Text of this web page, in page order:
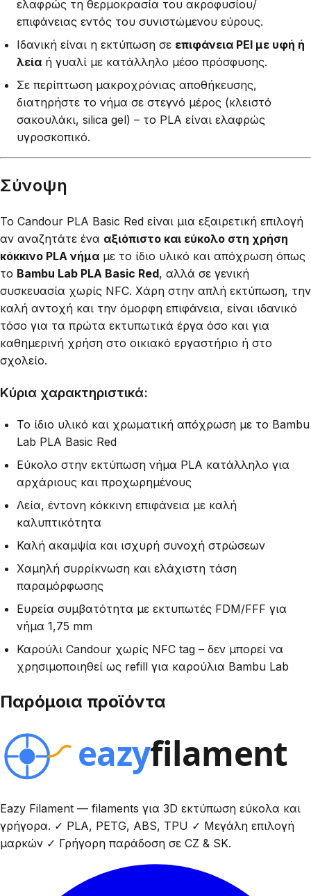
ελαφρώς τη θερμοκρασία του ακροφυσίου/
επιφάνειας εντός του συνιστώμενου εύρους.
Ιδανική είναι η εκτύπωση σε επιφάνεια PEI με υφή ή
λεία ή γυαλί με κατάλληλο μέσο πρόσφυσης.
Σε περίπτωση μακροχρόνιας αποθήκευσης,
διατηρήστε το νήμα σε στεγνό μέρος (κλειστό
σακουλάκι, silica gel) – το PLA είναι ελαφρώς
υγροσκοπικό.
Σύνοψη
Το Candour PLA Basic Red είναι μια εξαιρετική επιλογή
αν αναζητάτε ένα αξιόπιστο και εύκολο στη χρήση
κόκκινο PLA νήμα με το ίδιο υλικό και απόχρωση όπως
το Bambu Lab PLA Basic Red, αλλά σε γενική
συσκευασία χωρίς NFC. Χάρη στην απλή εκτύπωση, την
καλή αντοχή και την όμορφη επιφάνεια, είναι ιδανικό
τόσο για τα πρώτα εκτυπωτικά έργα όσο και για
καθημερινή χρήση στο οικιακό εργαστήριο ή στο
σχολείο.
Κύρια χαρακτηριστικά:
Το ίδιο υλικό και χρωματική απόχρωση με το Bambu
Lab PLA Basic Red
Εύκολο στην εκτύπωση νήμα PLA κατάλληλο για
αρχάριους και προχωρημένους
Λεία, έντονη κόκκινη επιφάνεια με καλή
καλυπτικότητα
Καλή ακαμψία και ισχυρή συνοχή στρώσεων
Χαμηλή συρρίκνωση και ελάχιστη τάση
παραμόρφωσης
Ευρεία συμβατότητα με εκτυπωτές FDM/FFF για
νήμα 1,75 mm
Καρούλι Candour χωρίς NFC tag – δεν μπορεί να
χρησιμοποιηθεί ως refill για καρούλια Bambu Lab
Παρόμοια προϊόντα
Eazy Filament — filaments για 3D εκτύπωση εύκολα και
γρήγορα. ✓ PLA, PETG, ABS, TPU ✓ Μεγάλη επιλογή
μαρκών ✓ Γρήγορη παράδοση σε CZ & SK.